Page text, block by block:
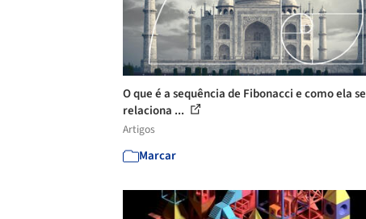
O que é a sequência de Fibonacci e como ela se
relaciona ...
Artigos
Marcar